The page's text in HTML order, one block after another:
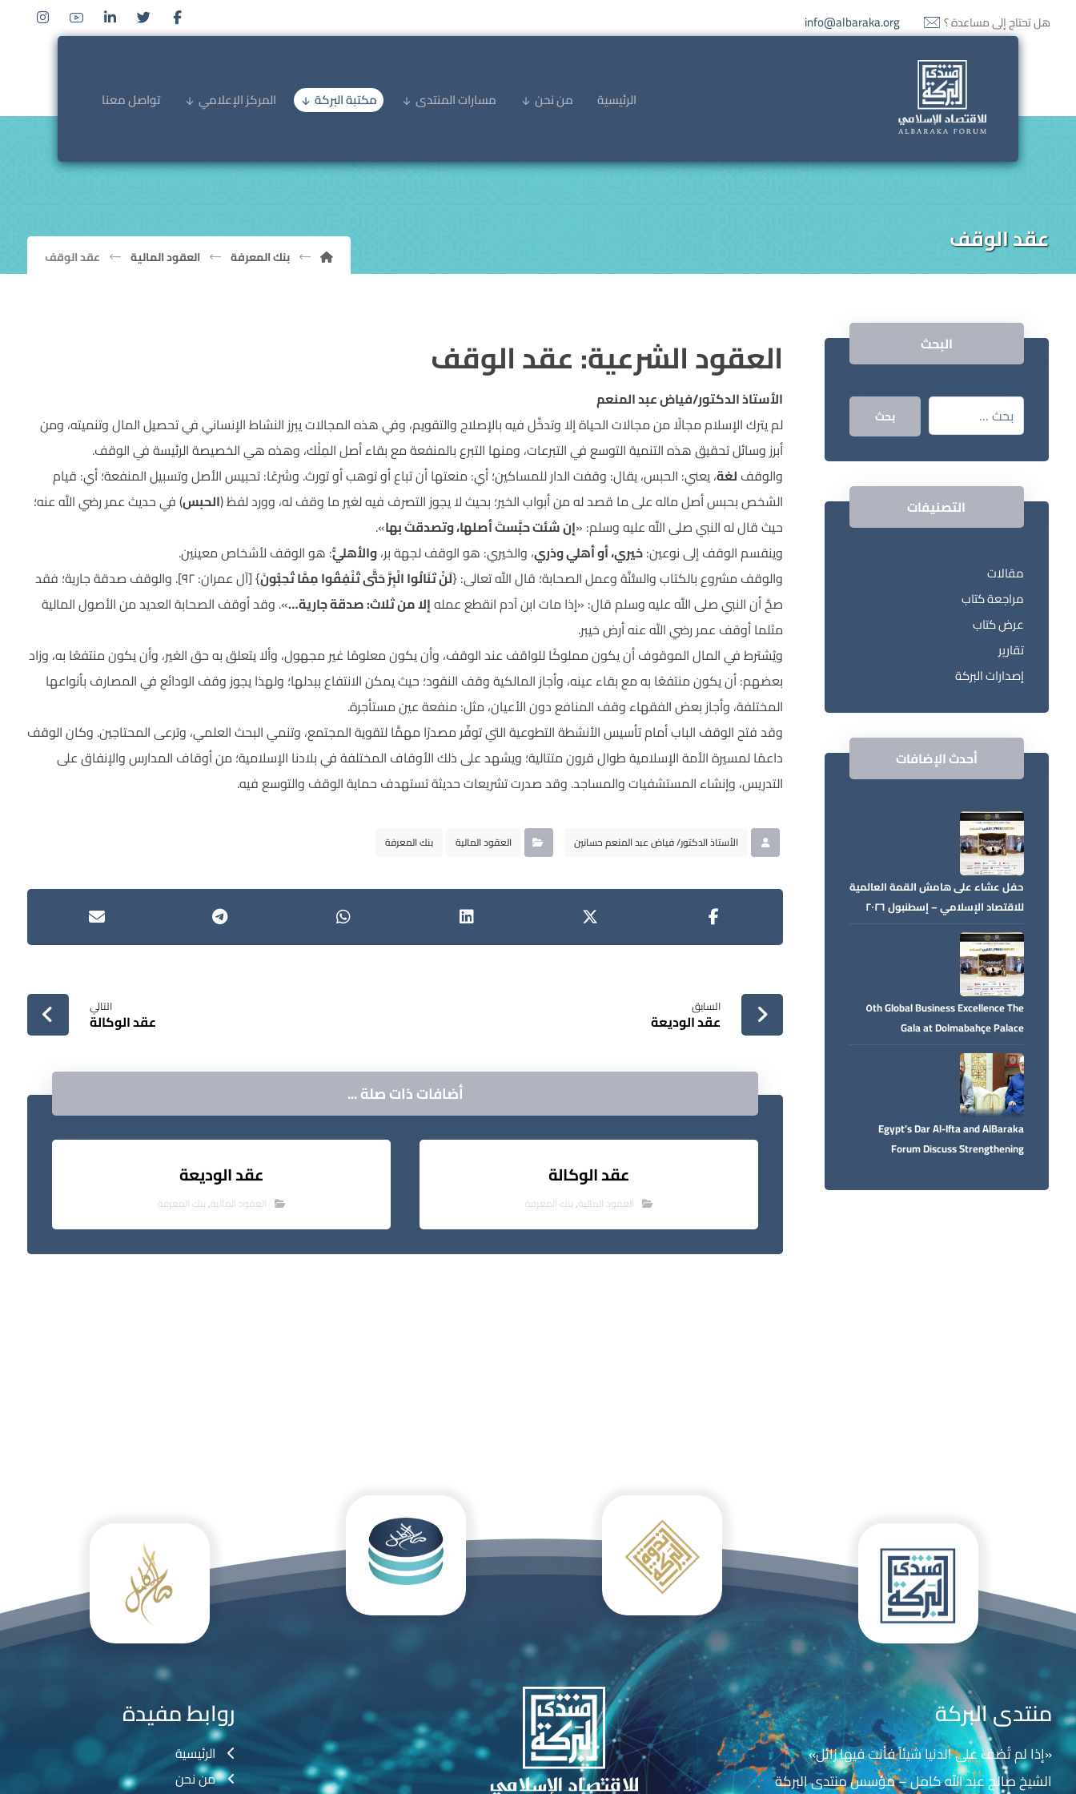
هل تحتاج إلى مساعدة ؟ info@albaraka.org
الرئيسية من نحن مسارات المنتدى مكتبة البركة المركز الإعلامي تواصل معنا
عقد الوقف بنك المعرفة العقود المالية عقد الوقف
العقود الشرعية: عقد الوقف
الأستاذ الدكتور/فياض عبد المنعم
لم يترك الإسلام مجالًا من مجالات الحياة إلا وتدخَّل فيه بالإصلاح والتقويم، وفي هذه المجالات يبرز النشاط الإنساني في تحصيل المال وتنميته، ومن
أبرز وسائل تحقيق هذه التنمية التوسع في التبرعات، ومنها التبرع بالمنفعة مع بقاء أصل المِلْك، وهذه هي الخصيصة الرئيسة في الوقف.
والوقف لغة، يعني: الحبس، يقال: وقفت الدار للمساكين؛ أي: منعتها أن تباع أو توهب أو تورث. وشرعًا: تحبيس الأصل وتسبيل المنفعة؛ أي: قيام
الشخص بحبس أصل ماله على ما قصد له من أبواب الخير؛ بحيث لا يجوز التصرف فيه لغير ما وقف له، وورد لفظ (الحبس) في حديث عمر رضي اللَّه عنه؛
حيث قال له النبي صلى اللَّه عليه وسلم: «إن شئت حبَّستَ أصلها، وتصدقتَ بها».
وينقسم الوقف إلى نوعين:خيري، أو أهلي وذري، والخيري: هو الوقف لجهة بر،والأهليُّ: هو الوقف لأشخاص معينين.
والوقف مشروع بالكتاب والسُّنَّة وعمل الصحابة؛ قال اللَّه تعالى: {لَنْ تَنَالُوا الْبِرَّ حَتَّى تُنْفِقُوا مِمَّا تُحِبُّونَ
} [آل عمران: ٩٢]. والوقف صدقة جارية؛ فقد
صحَّ أن النبي صلى اللَّه عليه وسلم قال: «إذا مات ابن آدم انقطع عملهإلا من ثلاث: صدقة جارية…». وقد أوقف الصحابة العديد من الأصول المالية
مثلما أوقف عمر رضي اللَّه عنه أرض خيبر.
ويُشترط في المال الموقوف أن يكون مملوكًا للواقف عند الوقف، وأن يكون معلومًا غير مجهول، وألا يتعلق به حق الغير، وأن يكون منتفعًا به، وزاد
بعضهم: أن يكون منتفعًا به مع بقاء عينه، وأجاز المالكية وقف النقود؛ حيث يمكن الانتفاع ببدلها؛ ولهذا يجوز وقف الودائع في المصارف بأنواعها
المختلفة، وأجاز بعض الفقهاء وقف المنافع دون الأعيان، مثل: منفعة عين مستأجرة.
وقد فتح الوقف الباب أمام تأسيس الأنشطة التطوعية التي توفِّر مصدرًا مهمًّا لتقوية المجتمع، وتنمي البحث العلمي، وترعى المحتاجين. وكان الوقف
داعمًا لمسيرة الأمة الإسلامية طوال قرون متتالية؛ ويشهد على ذلك الأوقاف المختلفة في بلادنا الإسلامية؛ من أوقاف المدارس والإنفاق على
التدريس، وإنشاء المستشفيات والمساجد. وقد صدرت تشريعات حديثة تستهدف حماية الوقف والتوسع فيه.
الأستاذ الدكتور/ فياض عبد المنعم حسانين العقود المالية بنك المعرفة
السابق
عقد الوديعة
التالي
عقد الوكالة
أضافات ذات صلة ...
عقد الوكالة
العقود المالية,بنك المعرفة
عقد الوديعة
العقود المالية,بنك المعرفة
البحث
بحث
التصنيفات
مقالات
مراجعة كتاب
عرض كتاب
تقارير
إصدارات البركة
أحدث الإضافات
حفل عشاء على هامش القمة العالمية
للاقتصاد الإسلامي – إسطنبول ٢٠٢٦
The ٥th Global Business Excellence
Gala at Dolmabahçe Palace
Egypt’s Dar Al-Ifta and AlBaraka
Forum Discuss Strengthening
Economy
منتدى البركة
«إذا لم تُضف على الدنيا شيئاً فأنت فيها زائل»
الشيخ صالح عبد الله كامل – مؤسس منتدى البركة
روابط مفيدة
الرئيسية
من نحن